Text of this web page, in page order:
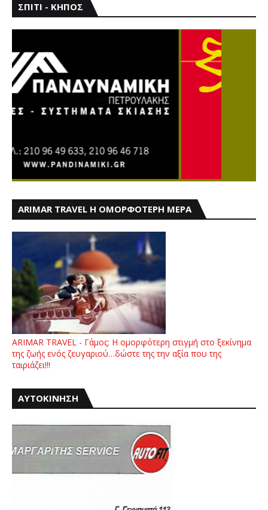
ΣΠΙΤΙ - ΚΗΠΟΣ
ARIMAR TRAVEL Η ΟΜΟΡΦΟΤΕΡΗ ΜΕΡΑ
ARIMAR TRAVEL - Γάμος: Η ομορφότερη στιγμή στο ξεκίνημα
της ζωής ενός ζευγαριού…δώστε της την αξία που της
ταιριάζει!!!
ΑΥΤΟΚΙΝΗΣΗ